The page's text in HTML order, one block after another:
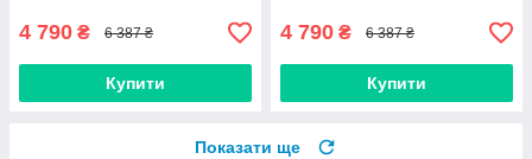
4 790 ₴ 6 387 ₴
Купити
4 790 ₴ 6 387 ₴
Купити
Показати ще